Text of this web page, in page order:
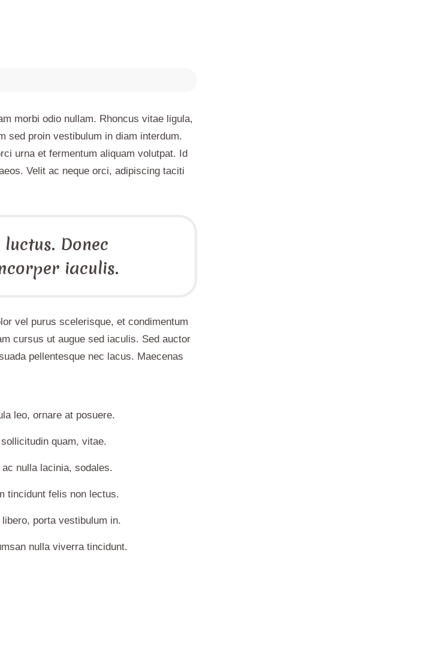
morbi odio nullam. Rhoncus vitae ligula,
sed proin vestibulum in diam interdum.
urna et fermentum aliquam volutpat. Id
Velit ac neque orci, adipiscing taciti
Donec
iaculis.
vel purus scelerisque, et condimentum
cursus ut augue sed iaculis. Sed auctor
pellentesque nec lacus. Maecenas
leo, ornare at posuere.
quam, vitae.
nulla lacinia, sodales.
tincidunt felis non lectus.
porta vestibulum in.
nulla viverra tincidunt.